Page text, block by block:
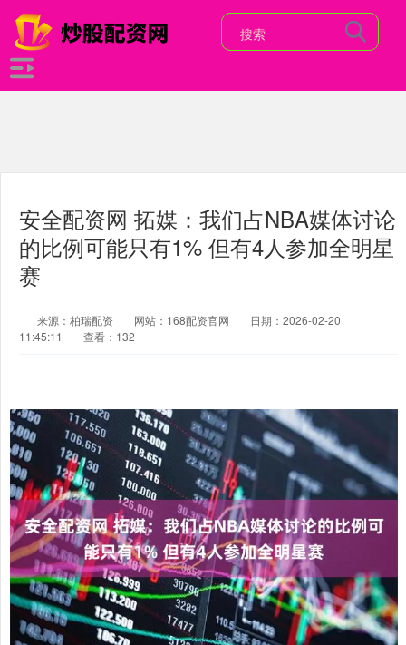
安全配资网 拓媒：我们占NBA媒体讨论
的比例可能只有1% 但有4人参加全明星
赛
来源：柏瑞配资 网站：168配资官网
日期：2026-02-20
11:45:11
查看：132